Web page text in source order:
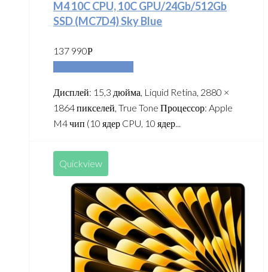
M4 10C CPU, 10C GPU/24Gb/512Gb
SSD (MC7D4) Sky Blue
137 990Р
Дисплей: 15,3 дюйма, Liquid Retina, 2880 ×
1864 пикселей, True Tone Процессор: Apple
M4 чип (10 ядер CPU, 10 ядер...
Quickview